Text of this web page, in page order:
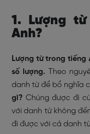
1. Lượng
Anh?
Lượng từ trong tiếng
số lượng. Theo
danh từ để bổ nghĩa
gì? Chúng được đi
với danh từ không
đi được với cả danh